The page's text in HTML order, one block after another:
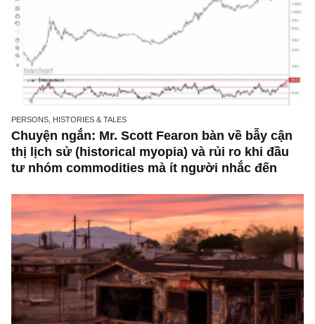
CONTRARIAN VIEW
Vì sao việc nhận định rằng sau non 17 năm
từ 2007 VN-Index không thể vượt 1200 điểm
một sai lầm thống kê căn bản nhất của giới
tư
Nhân vật, lịch sử & câu chuyện